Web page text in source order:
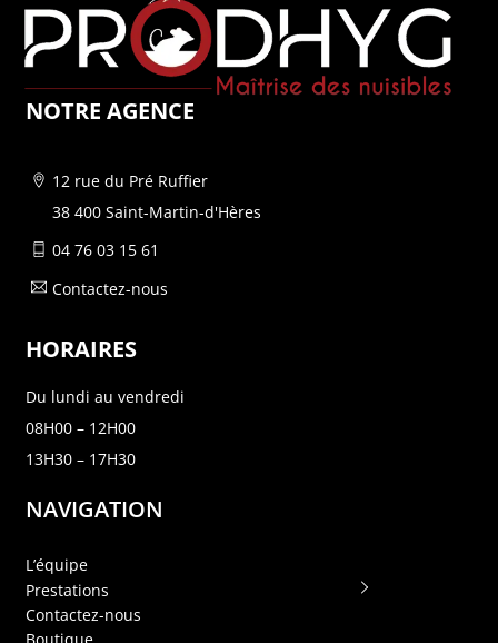
PAGE
NOTRE AGENCE
12 rue du Pré Ruffier
38 400 Saint-Martin-d'Hères
04 76 03 15 61
Contactez-nous
HORAIRES
Du lundi au vendredi
08H00 – 12H00
13H30 – 17H30
NAVIGATION
L’équipe
Prestations
Contactez-nous